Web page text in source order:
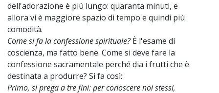
dell'adorazione è più lungo: quaranta minuti, e
allora vi è maggiore spazio di tempo e quindi più
comodità.
Come si fa la confessione spirituale?È l'esame di
coscienza, ma fatto bene. Come si deve fare la
confessione sacramentale perché dia i frutti che è
destinata a produrre? Si fa così:
Primo, si prega a tre fini: per conoscere noi stessi,